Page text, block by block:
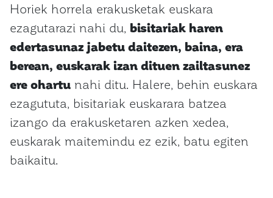
Horiek horrela erakusketak euskara
ezagutarazi nahi du, bisitariak haren
edertasunaz jabetu daitezen, baina, era
berean, euskarak izan dituen zailtasunez
ere ohartu nahi ditu. Halere, behin euskara
ezagututa, bisitariak euskarara batzea
izango da erakusketaren azken xedea,
euskarak maitemindu ez ezik, batu egiten
baikaitu.